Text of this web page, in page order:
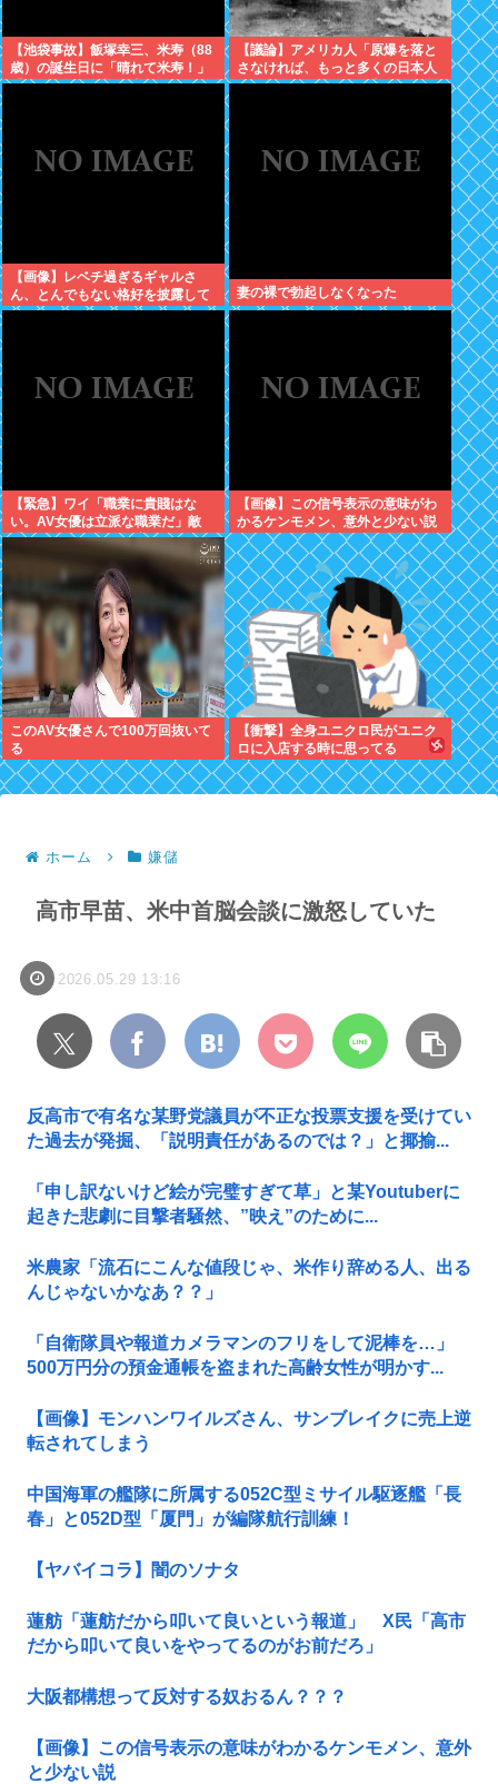
【池袋事故】飯塚幸三、米寿（88
歳）の誕生日に「晴れて米寿！」
「嬉しい」と日記に書いていた
【議論】アメリカ人「原爆を落と
さなければ、もっと多くの日本人
が死んでいた」←この主張どう思
【画像】レベチ過ぎるギャルさ
ん、とんでもない格好を披露して
しまうw w w w w w w
妻の裸で勃起しなくなった
【緊急】ワイ「職業に貴賤はな
い。AV女優は立派な職業だ」敵
「じゃあ君の娘がAV出てもええ
の？」
【画像】この信号表示の意味がわ
かるケンモメン、意外と少ない説
このAV女優さんで100万回抜いて
る
【衝撃】全身ユニクロ民がユニク
ロに入店する時に思ってる
事・・・・・
ホーム 嫌儲
高市早苗、米中首脳会談に激怒していた
2026.05.29 13:16
反高市で有名な某野党議員が不正な投票支援を受けてい
た過去が発掘、「説明責任があるのでは？」と揶揄...
「申し訳ないけど絵が完璧すぎて草」と某Youtuberに
起きた悲劇に目撃者騒然、”映え”のために...
米農家「流石にこんな値段じゃ、米作り辞める人、出る
んじゃないかなあ？？」
「自衛隊員や報道カメラマンのフリをして泥棒を…」
500万円分の預金通帳を盗まれた高齢女性が明かす...
【画像】モンハンワイルズさん、サンブレイクに売上逆
転されてしまう
中国海軍の艦隊に所属する052C型ミサイル駆逐艦「長
春」と052D型「厦門」が編隊航行訓練！
【ヤバイコラ】闇のソナタ
蓮舫「蓮舫だから叩いて良いという報道」 X民「高市
だから叩いて良いをやってるのがお前だろ」
大阪都構想って反対する奴おるん？？？
【画像】この信号表示の意味がわかるケンモメン、意外
と少ない説